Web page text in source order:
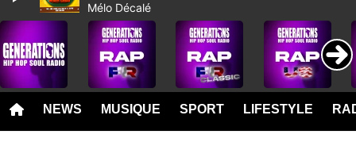
NEWS MUSIQUE SPORT LIFESTYLE
Mélo Décalé